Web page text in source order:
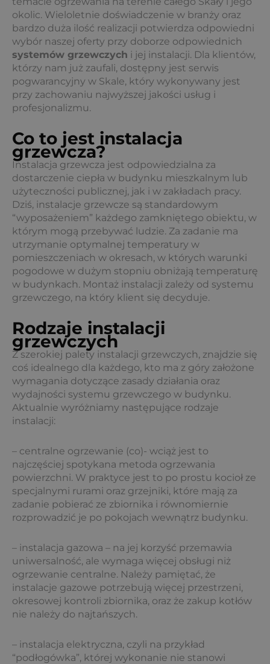
okolic. Wieloletnie doświadczenie w branży oraz
bardzo duża ilość realizacji potwierdza odpowiedni
wybór naszej oferty przy doborze odpowiednich
systemów grzewczych i jej instalacji. Dla klientów,
którzy nam już zaufali, dostępny jest serwis
pogwarancyjny w Skale, który wykonywany jest
przy zachowaniu najwyższej jakości usług i
profesjonalizmu.
Co to jest instalacja
grzewcza?
Instalacja grzewcza jest odpowiedzialna za
dostarczenie ciepła w budynku mieszkalnym lub
użyteczności publicznej, jak i w zakładach pracy.
Dziś, instalacje grzewcze są standardowym
“wyposażeniem” każdego zamkniętego obiektu, w
którym mogą przebywać ludzie. Za zadanie ma
utrzymanie optymalnej temperatury w
pomieszczeniach w okresach, w których warunki
pogodowe w dużym stopniu obniżają temperaturę
w budynkach. Montaż instalacji zależy od systemu
grzewczego, na który klient się decyduje.
Rodzaje instalacji
grzewczych
Z szerokiej palety instalacji grzewczych, znajdzie się
coś idealnego dla każdego, kto ma z góry założone
wymagania dotyczące zasady działania oraz
wydajności systemu grzewczego w budynku.
Aktualnie wyróżniamy następujące rodzaje
instalacji:
– centralne ogrzewanie (co)- wciąż jest to
najczęściej spotykana metoda ogrzewania
powierzchni. W praktyce jest to po prostu kocioł ze
specjalnymi rurami oraz grzejniki, które mają za
zadanie pobierać ze zbiornika i równomiernie
rozprowadzić je po pokojach wewnątrz budynku.
– instalacja gazowa – na jej korzyść przemawia
uniwersalność, ale wymaga więcej obsługi niż
ogrzewanie centralne. Należy pamiętać, że
instalacje gazowe potrzebują więcej przestrzeni,
okresowej kontroli zbiornika, oraz że zakup kotłów
nie należy do najtańszych.
– instalacja elektryczna, czyli na przykład
“podłogówka”, której wykonanie nie stanowi